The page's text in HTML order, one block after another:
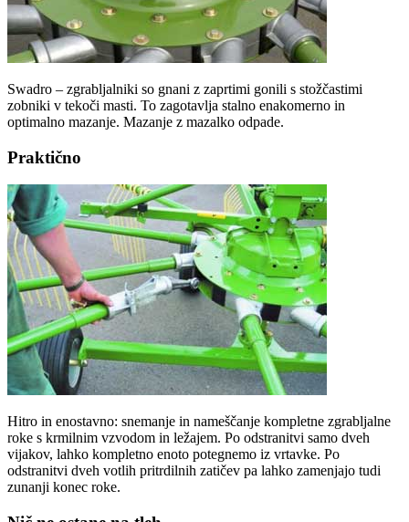
Swadro – zgrabljalniki so gnani z zaprtimi gonili s stožčastimi
zobniki v tekoči masti. To zagotavlja stalno enakomerno in
optimalno mazanje. Mazanje z mazalko odpade.
Praktično
Hitro in enostavno: snemanje in nameščanje kompletne zgrabljalne
roke s krmilnim vzvodom in ležajem. Po odstranitvi samo dveh
vijakov, lahko kompletno enoto potegnemo iz vrtavke. Po
odstranitvi dveh votlih pritrdilnih zatičev pa lahko zamenjajo tudi
zunanji konec roke.